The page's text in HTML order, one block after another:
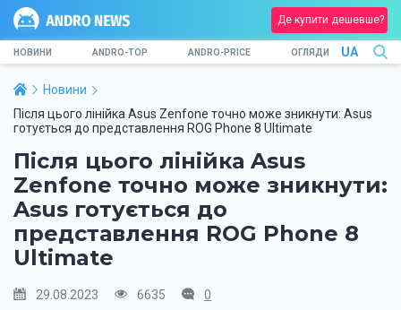
Де купити дешевше?
НОВИНИ ANDRO-TOP ANDRO-PRICE ОГЛЯДИ UA
Новини
Після цього лінійка Asus Zenfone точно може зникнути: Asus
готується до представлення ROG Phone 8 Ultimate
Після цього лінійка Asus
Zenfone точно може зникнути:
Asus готується до
представлення ROG Phone 8
Ultimate
29.08.2023 6635 0